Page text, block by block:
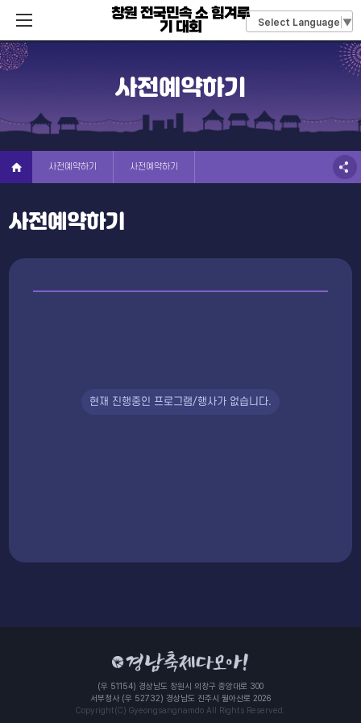
창원 전국민속 소 힘겨루
기 대회
Select Language ▼
사전예약하기
사전예약하기 사전예약하기
사전예약하기
현재 진행중인 프로그램/행사가 없습니다.
(우 51154) 경상남도 창원시 의창구 중앙대로 300
서부청사 (우 52732) 경상남도 진주시 월아산로 2026
Copyright(C) Gyeongsangnamdo All Rights Reserved.